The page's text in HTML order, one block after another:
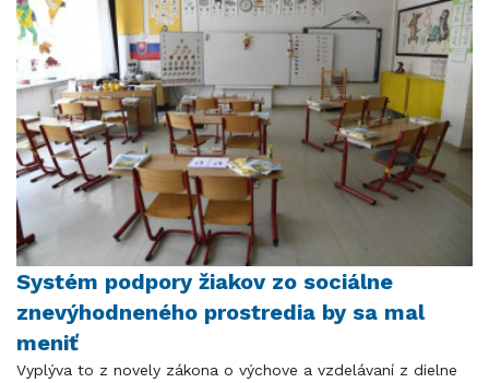
Systém podpory žiakov zo sociálne
znevýhodneného prostredia by sa mal
meniť
Vyplýva to z novely zákona o výchove a vzdelávaní z dielne